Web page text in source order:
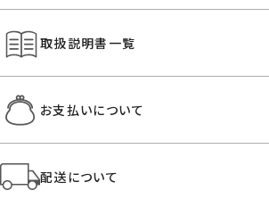
取扱説明書一覧
お支払いについて
配送について